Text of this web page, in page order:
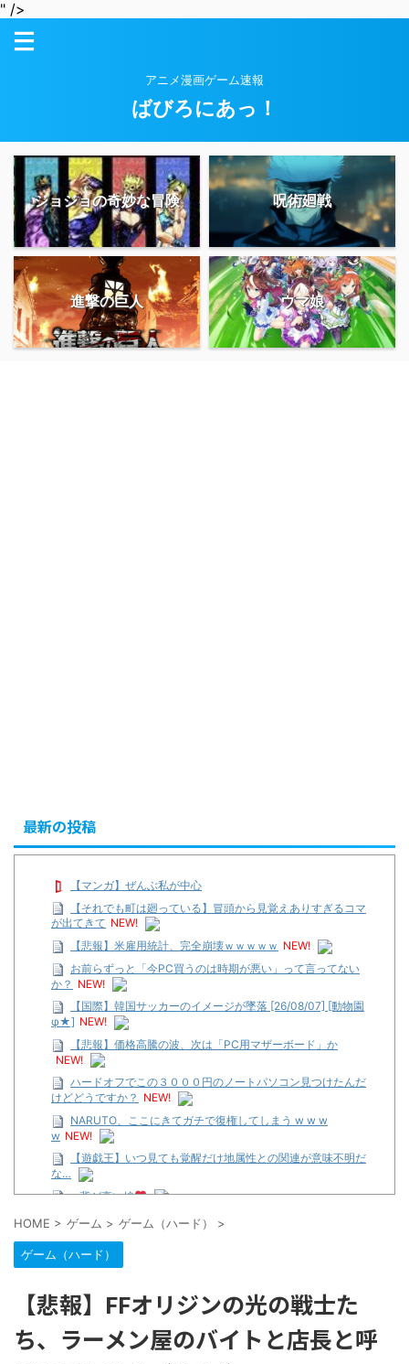
" />
アニメ漫画ゲーム速報
ばびろにあっ！
ジョジョの奇妙な冒険 呪術廻戦
進撃の巨人 ウマ娘
最新の投稿
【マンガ】ぜんぶ私が中心
【それでも町は廻っている】冒頭から見覚えありすぎるコマ
が出てきて NEW!
【悲報】米雇用統計、完全崩壊ｗｗｗｗｗ NEW!
お前らずっと「今PC買うのは時期が悪い」って言ってない
か？ NEW!
【国際】韓国サッカーのイメージが墜落 [26/08/07] [動物園
φ★] NEW!
【悲報】価格高騰の波、次は「PC用マザーボード」か
NEW!
ハードオフでこの３０００円のノートパソコン見つけたんだ
けどどうですか？ NEW!
NARUTO、ここにきてガチで復権してしまう w w w
w NEW!
【遊戯王】いつ見ても覚醒だけ地属性との関連が意味不明だ
な…
…背が高い娘
【遊戯王】いつ見ても覚醒だけ地属性との関連が意味不明だ
な…
「洋画に日本版主題歌は必要か?」論争
題歌歌うよ！
【R-18】真・女神転生 Road to the Transcendence【二次
創作】 第２０話
北原ももさんの挑発!!!
HOME > ゲーム > ゲーム（ハード） >
ゲーム（ハード）
【悲報】FFオリジンの光の戦士た
ち、ラーメン屋のバイトと店長と呼